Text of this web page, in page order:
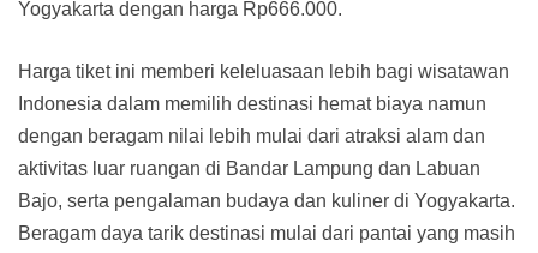
Yogyakarta dengan harga Rp666.000.
Harga tiket ini memberi keleluasaan lebih bagi wisatawan
Indonesia dalam memilih destinasi hemat biaya namun
dengan beragam nilai lebih mulai dari atraksi alam dan
aktivitas luar ruangan di Bandar Lampung dan Labuan
Bajo, serta pengalaman budaya dan kuliner di Yogyakarta.
Beragam daya tarik destinasi mulai dari pantai yang masih